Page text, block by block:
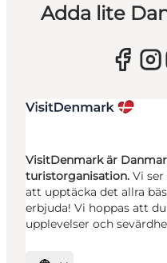
Adda lite
VisitDenmark är
turistorganisation. Vi
att upptäcka det allra
erbjuda! Vi hoppas att
upplevelser och